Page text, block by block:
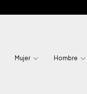
Mujer Hombre